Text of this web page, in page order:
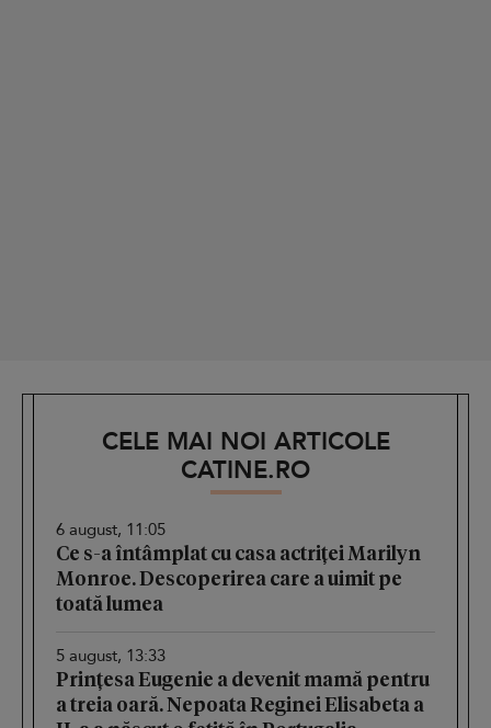
CELE MAI NOI ARTICOLE
CATINE.RO
6 august, 11:05
Ce s-a întâmplat cu casa actriței Marilyn
Monroe. Descoperirea care a uimit pe
toată lumea
5 august, 13:33
Prințesa Eugenie a devenit mamă pentru
a treia oară. Nepoata Reginei Elisabeta a